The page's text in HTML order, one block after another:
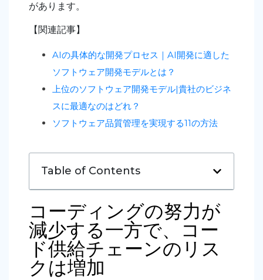
があります。
【関連記事】
AIの具体的な開発プロセス｜AI開発に適した
ソフトウェア開発モデルとは？
上位のソフトウェア開発モデル|貴社のビジネ
スに最適なのはどれ？
ソフトウェア品質管理を実現する11の方法
Table of Contents
コーディングの努力が
減少する一方で、コー
ド供給チェーンのリス
クは増加